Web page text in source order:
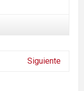
Siguiente